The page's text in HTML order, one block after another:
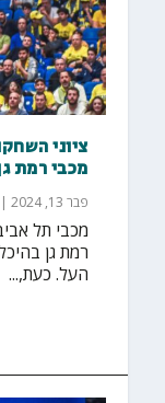
ציוני
מכבי רמת
פבר 13, 2024 |
רמת גן
העל. כעת,...